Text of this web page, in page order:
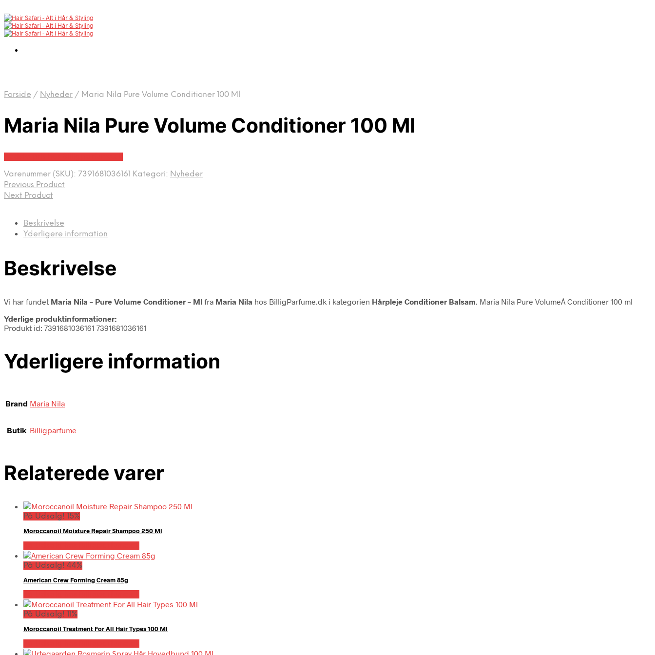
Forside / Nyheder / Maria Nila Pure Volume Conditioner 100 Ml
Maria Nila Pure Volume Conditioner 100 Ml
Varenummer (SKU): 7391681036161 Kategori: Nyheder
Previous Product
Next Product
Beskrivelse
Yderligere information
Beskrivelse
Vi har fundet Maria Nila – Pure Volume Conditioner – Ml fra Maria Nila hos BilligParfume.dk i kategorien Hårpleje Conditioner Balsam . Maria Nila Pure VolumeÂ Conditioner 100 ml
Yderlige produktinformationer:
Produkt id: 7391681036161 7391681036161
Yderligere information
Brand Maria Nila
Butik Billigparfume
Relaterede varer
På Udsalg! 15%
Moroccanoil Moisture Repair Shampoo 250 Ml
På Udsalg! 44%
American Crew Forming Cream 85g
På Udsalg! 11%
Moroccanoil Treatment For All Hair Types 100 Ml